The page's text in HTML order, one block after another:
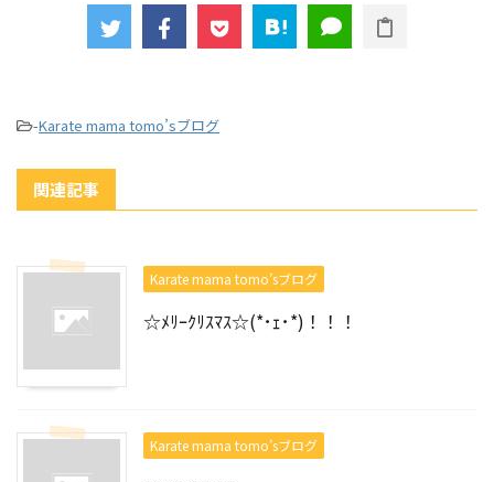
-Karate mama tomo’sブログ
関連記事
Karate mama tomo’sブログ
☆ﾒﾘｰｸﾘｽﾏｽ☆(*･ｪ･*)！！！
Karate mama tomo’sブログ